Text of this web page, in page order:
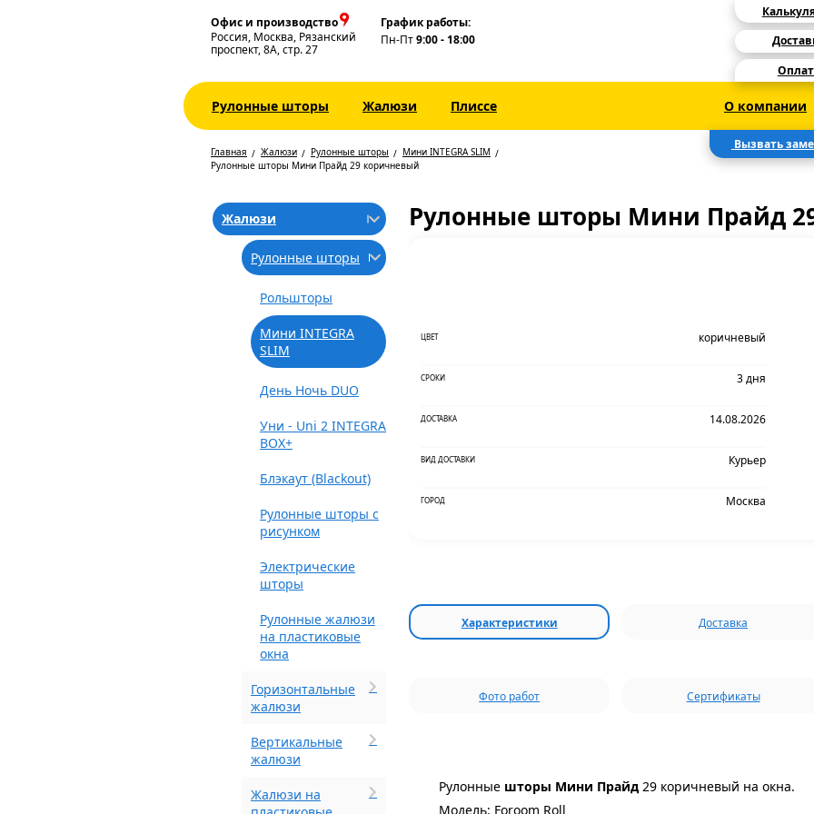
Офис и производство
Россия, Москва, Рязанский
проспект, 8А, стр. 27
График работы:
Пн-Пт9:00 - 18:00
Рулонные шторы Жалюзи Плиссе О компании
Вызвать
Главная Жалюзи Рулонные шторы
Мини INTEGRA SLIM
Рулонные шторы Мини Прайд 29 коричневый
Жалюзи
Рулонные шторы
Рольшторы
Мини INTEGRA
SLIM
День Ночь DUO
Уни - Uni 2 INTEGRA
BOX+
Блэкаут (Blackout)
Рулонные шторы с
рисунком
Электрические
шторы
Рулонные жалюзи
на пластиковые
окна
Горизонтальные
жалюзи
Вертикальные
жалюзи
Жалюзи на
Рулонные шторы Мини Прайд
ЦВЕТ коричневый
СРОКИ 3 дня
ДОСТАВКА 14.08.2026
ВИД ДОСТАВКИ Курьер
ГОРОД Москва
Характеристики Доставка
Фото работ Сертификаты
Рулонные шторы Мини Прайд29 коричневый на окна.
Модель: Foroom Roll